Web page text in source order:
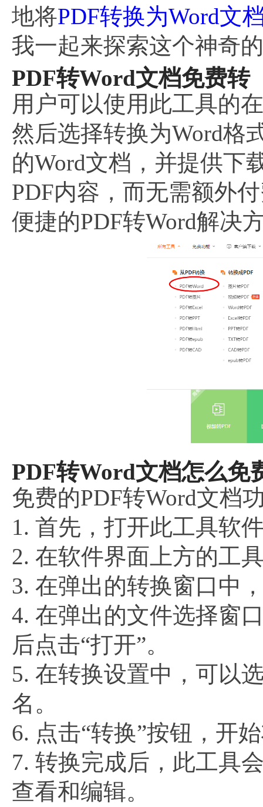
地将PDF转换为Word文
我一起来探索这个神奇
PDF转Word文档免费转
用户可以使用此工具的
然后选择转换为Word格
的Word文档，并提供下
PDF内容，而无需额外
便捷的PDF转Word解决
PDF转Word文档怎么免
免费的PDF转Word文档
1. 首先，打开此工具软
2. 在软件界面上方的工
3. 在弹出的转换窗口中
4. 在弹出的文件选择窗
后点击“打开”。
5. 在转换设置中，可以
名。
6. 点击“转换”按钮，开
7. 转换完成后，此工具
查看和编辑。